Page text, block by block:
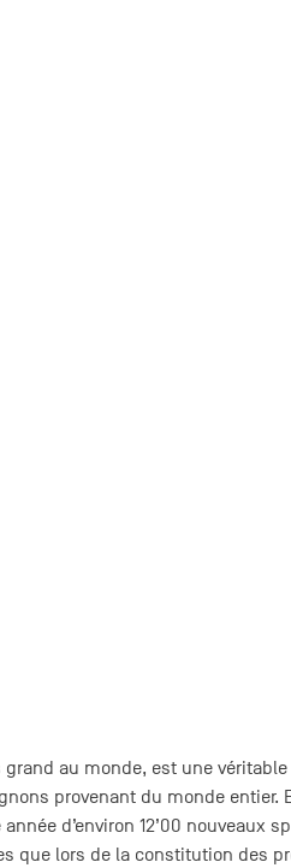
au monde, est une
provenant du monde entier.
d’environ 12’00 nouveaux
que lors de la constitution des